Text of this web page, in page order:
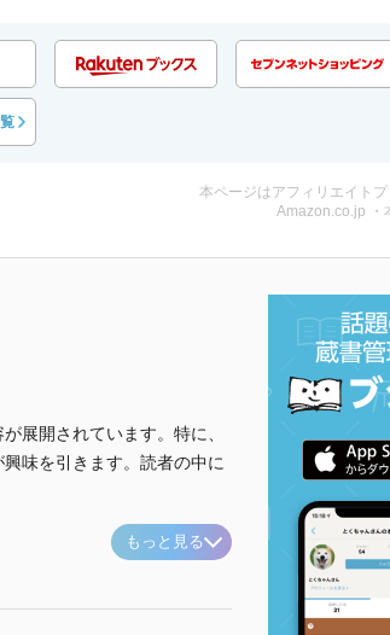
本ページはアフィリエイト
Amazon.co.jp ・
展開されています。特に、
味を引きます。読者の中に
もっと見る